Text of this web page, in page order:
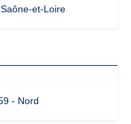
et-Loire
- Nord